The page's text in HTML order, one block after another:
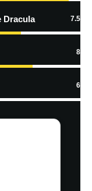
Dracula 7.5
8
6